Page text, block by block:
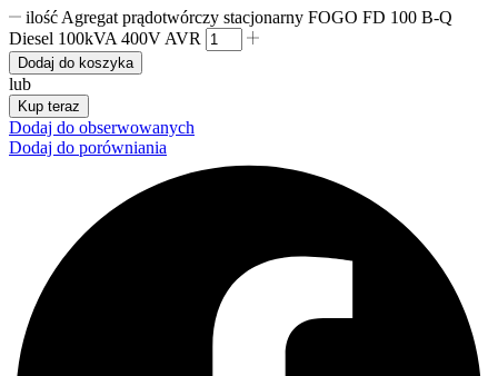
ilość Agregat prądotwórczy stacjonarny FOGO FD 100 B-Q
Diesel 100kVA 400V AVR
Dodaj do koszyka
lub
Kup teraz
Dodaj do obserwowanych
Dodaj do porówniania